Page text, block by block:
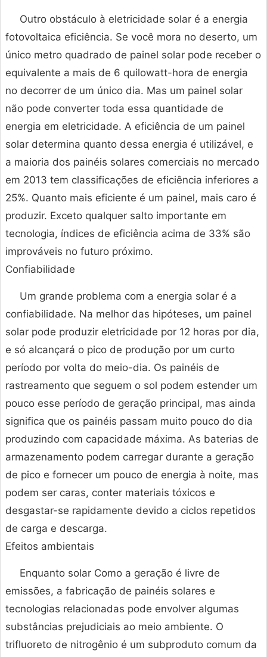
Outro obstáculo à eletricidade solar é a energia
fotovoltaica eficiência. Se você mora no deserto, um
único metro quadrado de painel solar pode receber o
equivalente a mais de 6 quilowatt-hora de energia
no decorrer de um único dia. Mas um painel solar
não pode converter toda essa quantidade de
energia em eletricidade. A eficiência de um painel
solar determina quanto dessa energia é utilizável, e
a maioria dos painéis solares comerciais no mercado
em 2013 tem classificações de eficiência inferiores a
25%. Quanto mais eficiente é um painel, mais caro é
produzir. Exceto qualquer salto importante em
tecnologia, índices de eficiência acima de 33% são
improváveis no futuro próximo.
Confiabilidade
Um grande problema com a energia solar é a
confiabilidade. Na melhor das hipóteses, um painel
solar pode produzir eletricidade por 12 horas por dia,
e só alcançará o pico de produção por um curto
período por volta do meio-dia. Os painéis de
rastreamento que seguem o sol podem estender um
pouco esse período de geração principal, mas ainda
significa que os painéis passam muito pouco do dia
produzindo com capacidade máxima. As baterias de
armazenamento podem carregar durante a geração
de pico e fornecer um pouco de energia à noite, mas
podem ser caras, conter materiais tóxicos e
desgastar-se rapidamente devido a ciclos repetidos
de carga e descarga.
Efeitos ambientais
Enquanto solar Como a geração é livre de
emissões, a fabricação de painéis solares e
tecnologias relacionadas pode envolver algumas
substâncias prejudiciais ao meio ambiente. O
trifluoreto de nitrogênio é um subproduto comum da